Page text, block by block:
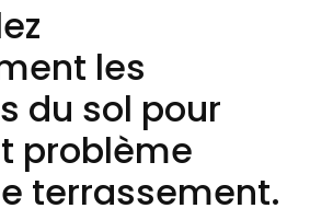
les
du sol pour
problème
terrassement.